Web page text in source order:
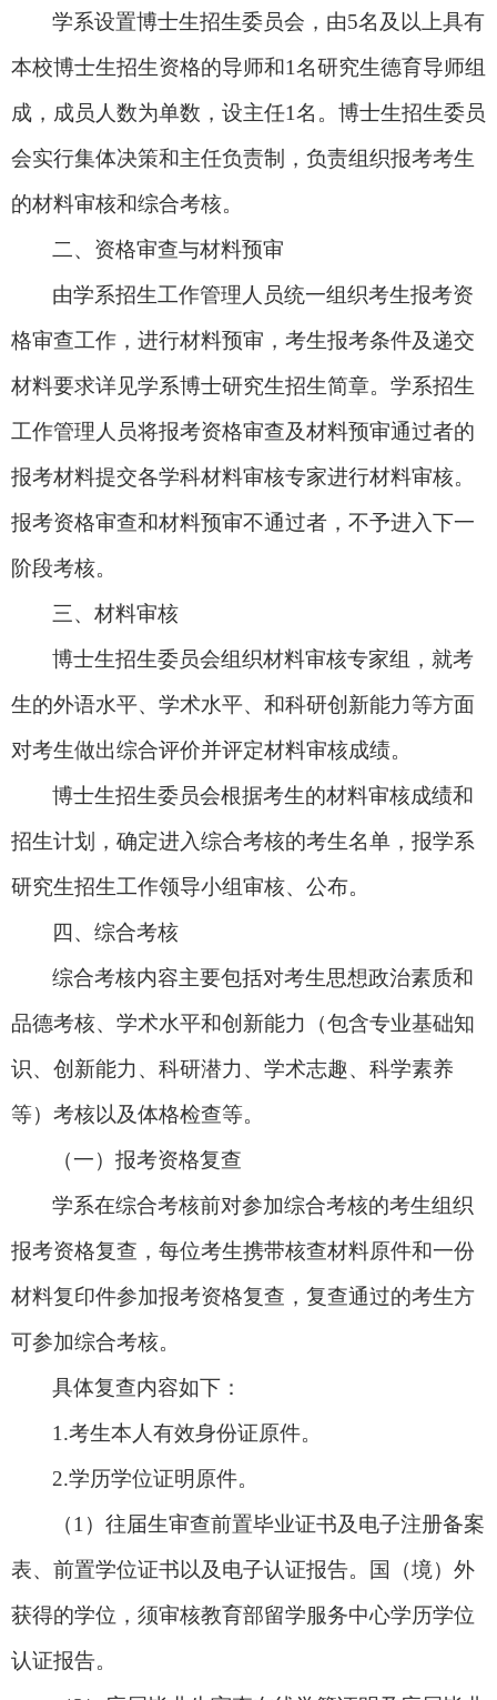
学系设置博士生招生委员会，由5名及以上具有
本校博士生招生资格的导师和1名研究生德育导师组
成，成员人数为单数，设主任1名。博士生招生委员
会实行集体决策和主任负责制，负责组织报考考生
的材料审核和综合考核。
二、资格审查与材料预审
由学系招生工作管理人员统一组织考生报考资
格审查工作，进行材料预审，考生报考条件及递交
材料要求详见学系博士研究生招生简章。学系招生
工作管理人员将报考资格审查及材料预审通过者的
报考材料提交各学科材料审核专家进行材料审核。
报考资格审查和材料预审不通过者，不予进入下一
阶段考核。
三、材料审核
博士生招生委员会组织材料审核专家组，就考
生的外语水平、学术水平、和科研创新能力等方面
对考生做出综合评价并评定材料审核成绩。
博士生招生委员会根据考生的材料审核成绩和
招生计划，确定进入综合考核的考生名单，报学系
研究生招生工作领导小组审核、公布。
四、综合考核
综合考核内容主要包括对考生思想政治素质和
品德考核、学术水平和创新能力（包含专业基础知
识、创新能力、科研潜力、学术志趣、科学素养
等）考核以及体格检查等。
（一）报考资格复查
学系在综合考核前对参加综合考核的考生组织
报考资格复查，每位考生携带核查材料原件和一份
材料复印件参加报考资格复查，复查通过的考生方
可参加综合考核。
具体复查内容如下：
1.考生本人有效身份证原件。
2.学历学位证明原件。
（1）往届生审查前置毕业证书及电子注册备案
表、前置学位证书以及电子认证报告。国（境）外
获得的学位，须审核教育部留学服务中心学历学位
认证报告。